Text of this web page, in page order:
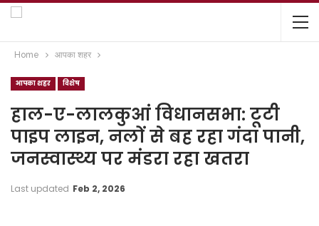
Home आपका शहर
आपका शहर विशेष
हाल-ए-लालकुआं विधानसभा: टूटी
पाइप लाइन, नलों से बह रहा गंदा पानी,
जनस्वास्थ्य पर मंडरा रहा खतरा
Last updated Feb 2, 2026